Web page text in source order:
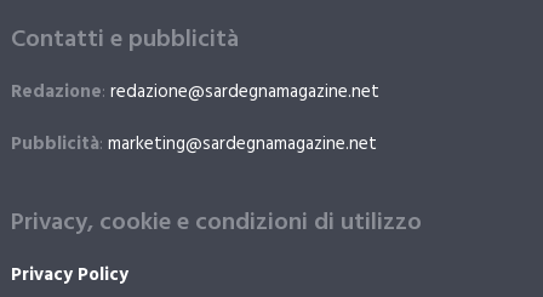
Contatti e pubblicità
Redazione: redazione@sardegnamagazine.net
Pubblicità: marketing@sardegnamagazine.net
Privacy, cookie e condizioni di utilizzo
Privacy Policy